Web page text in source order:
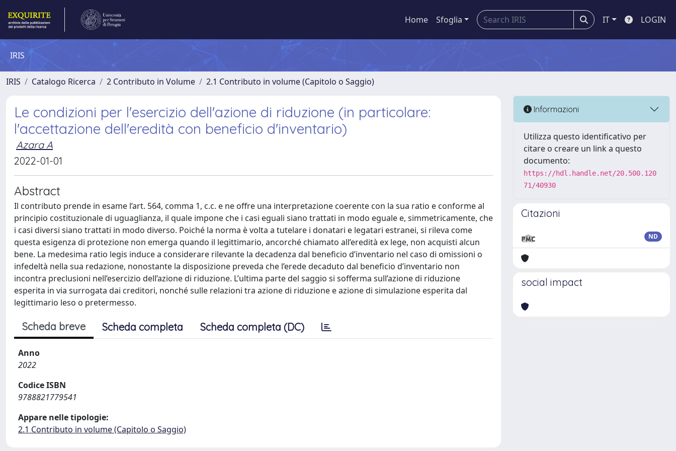
Home Sfoglia IT LOGIN
IRIS
IRIS Catalogo Ricerca 2 Contributo in Volume 2.1 Contributo in volume (Capitolo o Saggio)
Le condizioni per l'esercizio dell'azione di riduzione (in particolare:
l'accettazione dell'eredità con beneficio d'inventario)
Azara A
2022-01-01
Abstract
Il contributo prende in esame l’art. 564, comma 1, c.c. e ne offre una interpretazione coerente con la sua ratio e conforme al
principio costituzionale di uguaglianza, il quale impone che i casi eguali siano trattati in modo eguale e, simmetricamente, che
i casi diversi siano trattati in modo diverso. Poiché la norma è volta a tutelare i donatari e legatari estranei, si rileva come
questa esigenza di protezione non emerga quando il legittimario, ancorché chiamato all’eredità ex lege, non acquisti alcun
bene. La medesima ratio legis induce a considerare rilevante la decadenza dal beneficio d’inventario nel caso di omissioni o
infedeltà nella sua redazione, nonostante la disposizione preveda che l’erede decaduto dal beneficio d’inventario non
incontra preclusioni nell’esercizio dell’azione di riduzione. L’ultima parte del saggio si sofferma sull’azione di riduzione
esperita in via surrogata dai creditori, nonché sulle relazioni tra azione di riduzione e azione di simulazione esperita dal
legittimario leso o pretermesso.
Scheda breve Scheda completa Scheda completa (DC)
Anno
2022
Codice ISBN
9788821779541
Appare nelle tipologie:
2.1 Contributo in volume (Capitolo o Saggio)
Informazioni
Utilizza questo identificativo per
citare o creare un link a questo
documento:
https://hdl.handle.net/20.500.120
71/40930
Citazioni
ND
social impact